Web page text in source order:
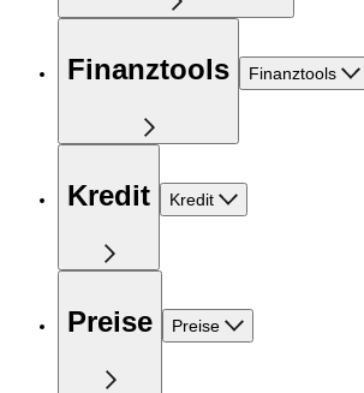
Finanztools Finanztools
Kredit Kredit
Preise Preise